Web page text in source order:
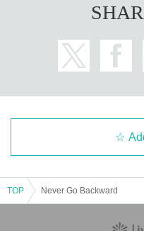
TOP Never Go Backward